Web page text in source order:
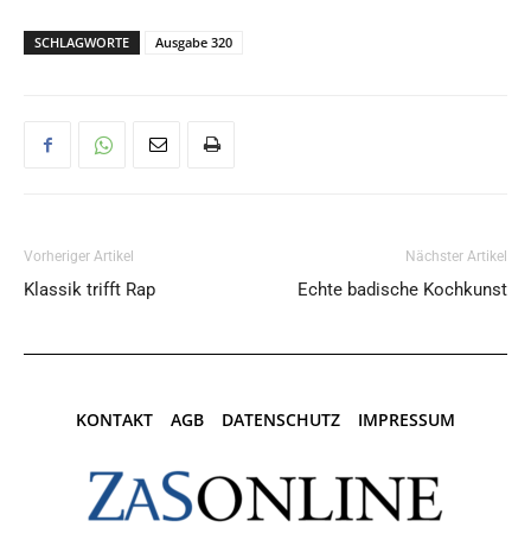
SCHLAGWORTE Ausgabe 320
Vorheriger Artikel
Klassik trifft Rap
Nächster Artikel
Echte badische Kochkunst
KONTAKT AGB DATENSCHUTZ IMPRESSUM